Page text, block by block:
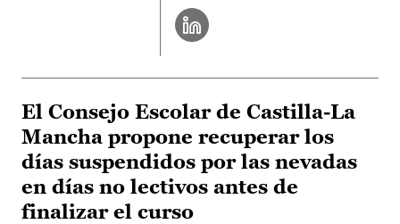
El Consejo Escolar de Castilla-La
Mancha propone recuperar los
días suspendidos por las nevadas
en días no lectivos antes de
finalizar el curso